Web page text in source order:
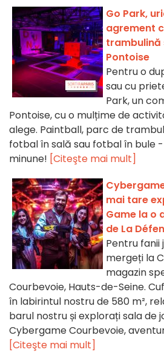
Go Park,
agrement
trambulină
Pontoise
Pentru o
sau cu
Park, un
Pontoise, cu o mulțime de
alege. Paintball, parc de
fotbal în sală sau fotbal în bule
minune! [Citeşte mai mult]
mai tare
Game la o
de La
Pentru fanii
mergeți la
magazin
Courbevoie, Hauts-de-Seine.
în labirintul nostru de 580 m²,
barul nostru și explorați sala de
Cybergame Courbevoie,
[Citeşte mai mult]